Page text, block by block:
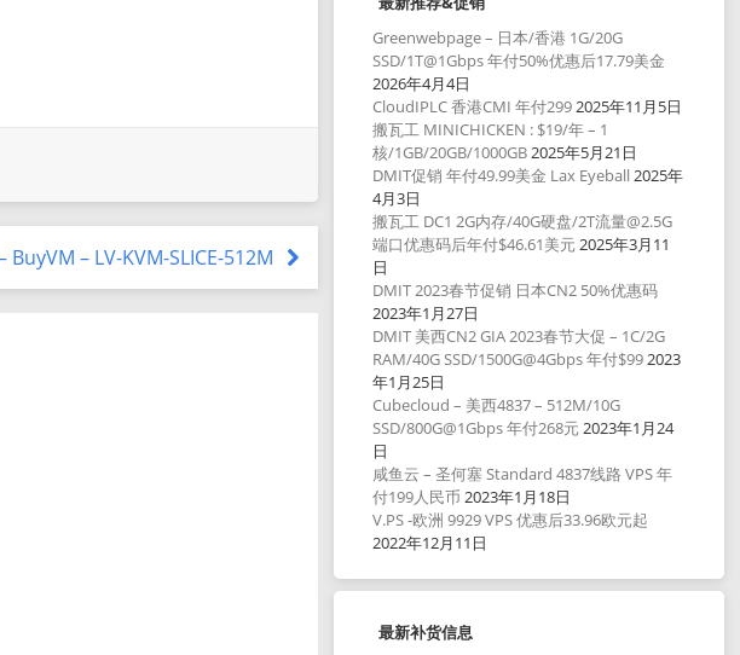
BuyVM – LV-KVM-SLICE-512M
Greenwebpage – 日本/香港 1G/20G
SSD/1T@1Gbps 年付50%优惠后17.79美金
2026年4月4日
CloudIPLC 香港CMI 年付2992025年11月5日
搬瓦工 MINICHICKEN : $19/年 – 1
核/1GB/20GB/1000GB2025年5月21日
DMIT促销 年付49.99美金 Lax Eyeball 2025年
4月3日
搬瓦工 DC1 2G内存/40G硬盘/2T流量@2.5G
端口优惠码后年付$46.61美元2025年3月11
日
DMIT 2023春节促销 日本CN2 50%优惠码
2023年1月27日
DMIT 美西CN2 GIA 2023春节大促 – 1C/2G
RAM/40G SSD/1500G@4Gbps 年付$992023
年1月25日
Cubecloud – 美西4837 – 512M/10G
SSD/800G@1Gbps 年付268元2023年1月24
日
咸鱼云 – 圣何塞 Standard 4837线路 VPS 年
付199人民币 2023年1月18日
V.PS -欧洲 9929 VPS 优惠后33.96欧元起
2022年12月11日
最新补货信息